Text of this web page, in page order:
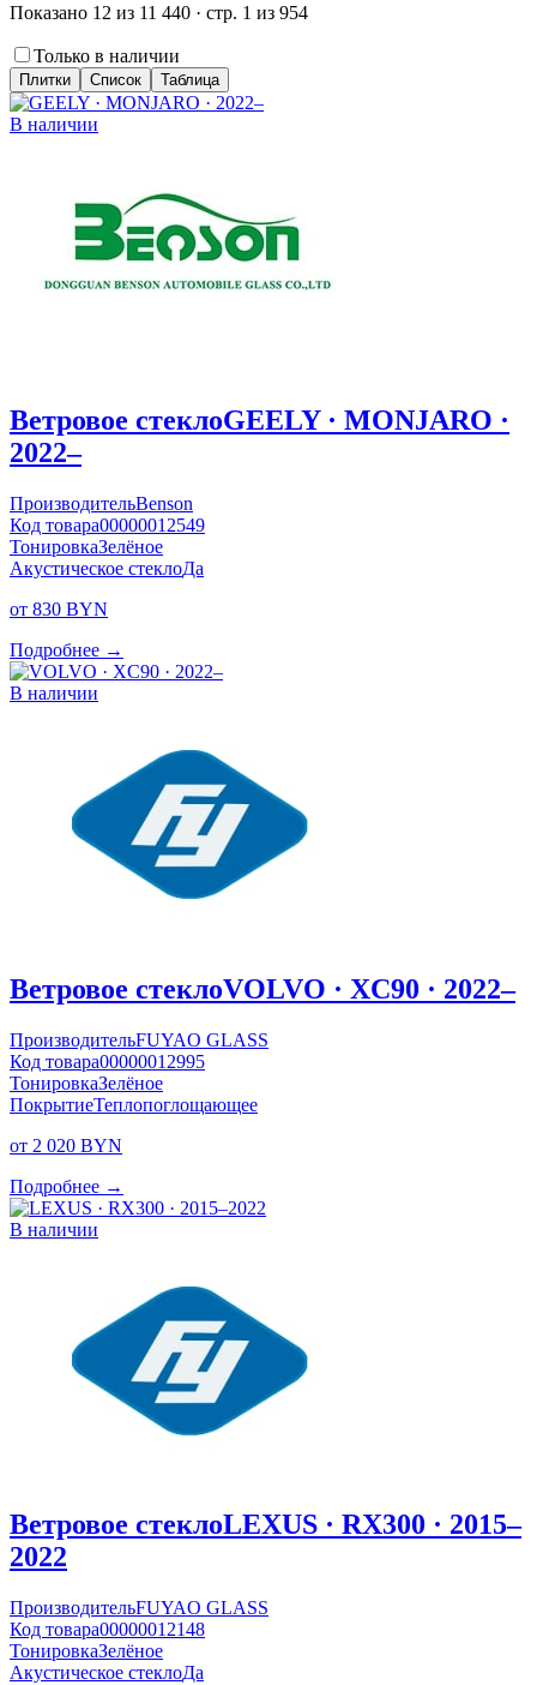
Показано 12 из 11 440 · стр. 1 из 954
Только в наличии
Плитки Список Таблица
В наличии
Ветровое стеклоGEELY · MONJARO ·
2022–
ПроизводительBenson
Код товара00000012549
ТонировкаЗелёное
Акустическое стеклоДа
от 830 BYN
Подробнее →
В наличии
Ветровое стеклоVOLVO · XC90 · 2022–
ПроизводительFUYAO GLASS
Код товара00000012995
ТонировкаЗелёное
ПокрытиеТеплопоглощающее
от 2 020 BYN
Подробнее →
В наличии
Ветровое стеклоLEXUS · RX300 · 2015–
2022
ПроизводительFUYAO GLASS
Код товара00000012148
ТонировкаЗелёное
Акустическое стеклоДа